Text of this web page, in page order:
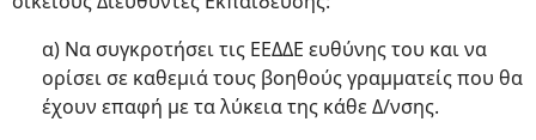
α) Να συγκροτήσει τις ΕΕΔΔΕ ευθύνης του και να
ορίσει σε καθεμιά τους βοηθούς γραμματείς που θα
έχουν επαφή με τα λύκεια της κάθε Δ/νσης.